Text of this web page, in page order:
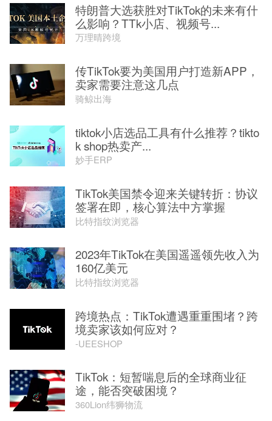
特朗普大选获胜对TikTok的未来有什
么影响？TTk小店、视频号...
万理晴跨境
传TikTok要为美国用户打造新APP，
卖家需要注意这几点
骑鲸出海
tiktok小店选品工具有什么推荐？tikto
k shop热卖产...
妙手ERP
TikTok美国禁令迎来关键转折：协议
签署在即，核心算法中方掌握
比特指纹浏览器
2023年TikTok在美国遥遥领先收入为
160亿美元
比特指纹浏览器
跨境热点：TikTok遭遇重重围堵？跨
境卖家该如何应对？
-UEESHOP
TikTok：短暂喘息后的全球商业征
途，能否突破困境？
360Lion纬狮物流